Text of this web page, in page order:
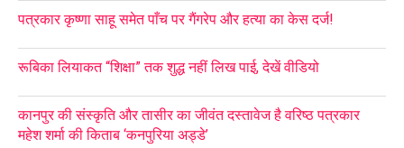
पत्रकार कृष्णा साहू समेत पाँच पर गैंगरेप और हत्या का केस दर्ज!
रूबिका लियाकत “शिक्षा” तक शुद्ध नहीं लिख पाई, देखें वीडियो
कानपुर की संस्कृति और तासीर का जीवंत दस्तावेज है वरिष्ठ पत्रकार
महेश शर्मा की किताब ‘कनपुरिया अड्डे’